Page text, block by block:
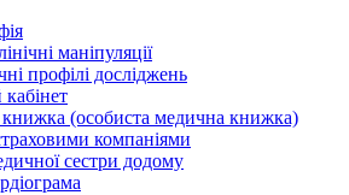
маніпуляції
профілі досліджень
книжка (особиста медична книжка)
компаніями
сестри додому